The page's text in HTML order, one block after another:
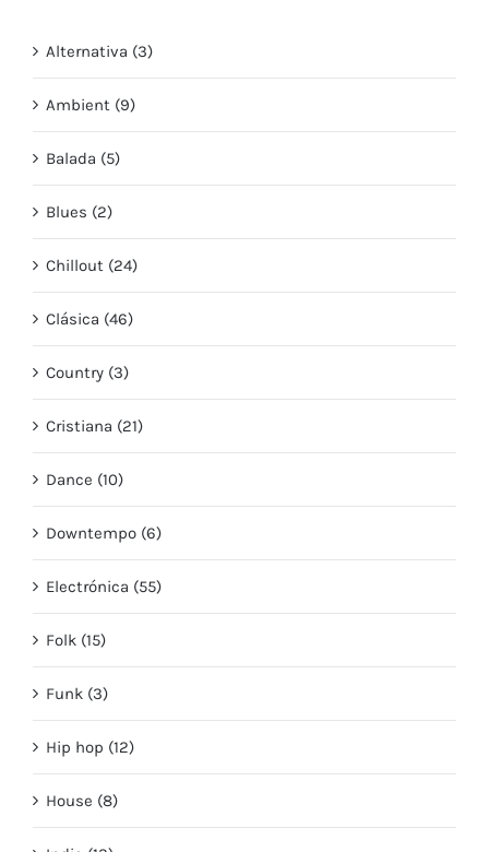
Alternativa (3)
Ambient (9)
Balada (5)
Blues (2)
Chillout (24)
Clásica (46)
Country (3)
Cristiana (21)
Dance (10)
Downtempo (6)
Electrónica (55)
Folk (15)
Funk (3)
Hip hop (12)
House (8)